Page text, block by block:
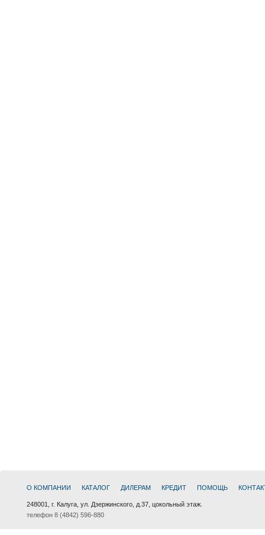
О КОМПАНИИ КАТАЛОГ ДИЛЕРАМ КРЕДИТ ПОМОЩЬ
248001, г. Калуга, ул. Дзержинского, д.37, цокольный этаж.
телефон 8 (4842) 596-880